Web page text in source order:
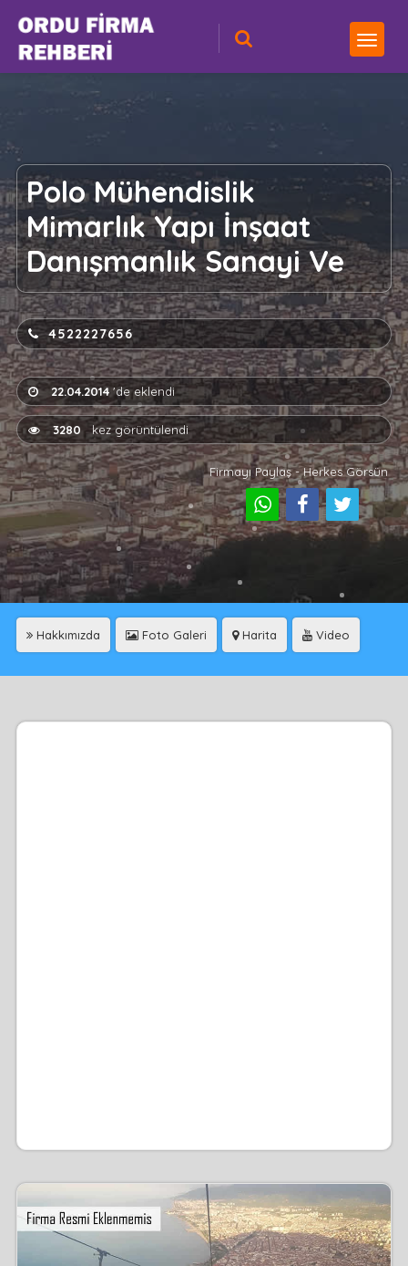
Polo Mühendislik
Mimarlık Yapı İnşaat
Danışmanlık Sanayi Ve
4522227656
22.04.2014'de eklendi
3280 kez görüntülendi
Firmayı Paylaş - Herkes Görsün
Hakkımızda Foto Galeri Harita Video